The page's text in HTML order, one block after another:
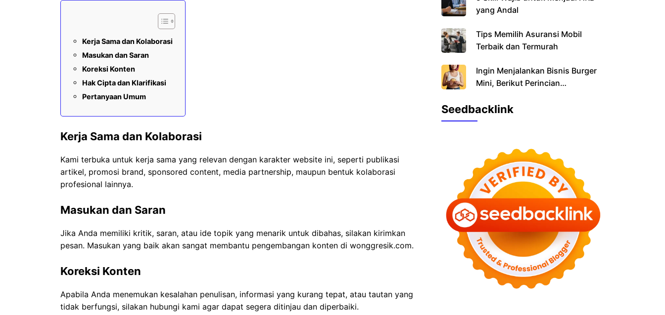
Kerja Sama dan Kolaborasi
Masukan dan Saran
Koreksi Konten
Hak Cipta dan Klarifikasi
Pertanyaan Umum
Kerja Sama dan Kolaborasi
Kami terbuka untuk kerja sama yang relevan dengan karakter website ini, seperti publikasi
artikel, promosi brand, sponsored content, media partnership, maupun bentuk kolaborasi
profesional lainnya.
Masukan dan Saran
Jika Anda memiliki kritik, saran, atau ide topik yang menarik untuk dibahas, silakan kirimkan
pesan. Masukan yang baik akan sangat membantu pengembangan konten di wonggresik.com.
Koreksi Konten
Apabila Anda menemukan kesalahan penulisan, informasi yang kurang tepat, atau tautan yang
tidak berfungsi, silakan hubungi kami agar dapat segera ditinjau dan diperbaiki.
yang Andal
Tips Memilih Asuransi Mobil
Terbaik dan Termurah
Ingin Menjalankan Bisnis Burger
Mini, Berikut Perincian
Seedbacklink